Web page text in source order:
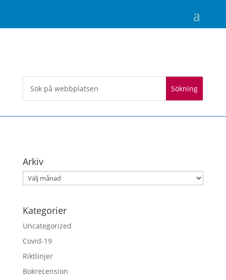
Arkiv
Arkiv
Kategorier
Uncategorized
Covid-19
Riktlinjer
Bokrecension